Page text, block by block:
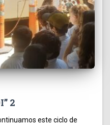
2
este ciclo de